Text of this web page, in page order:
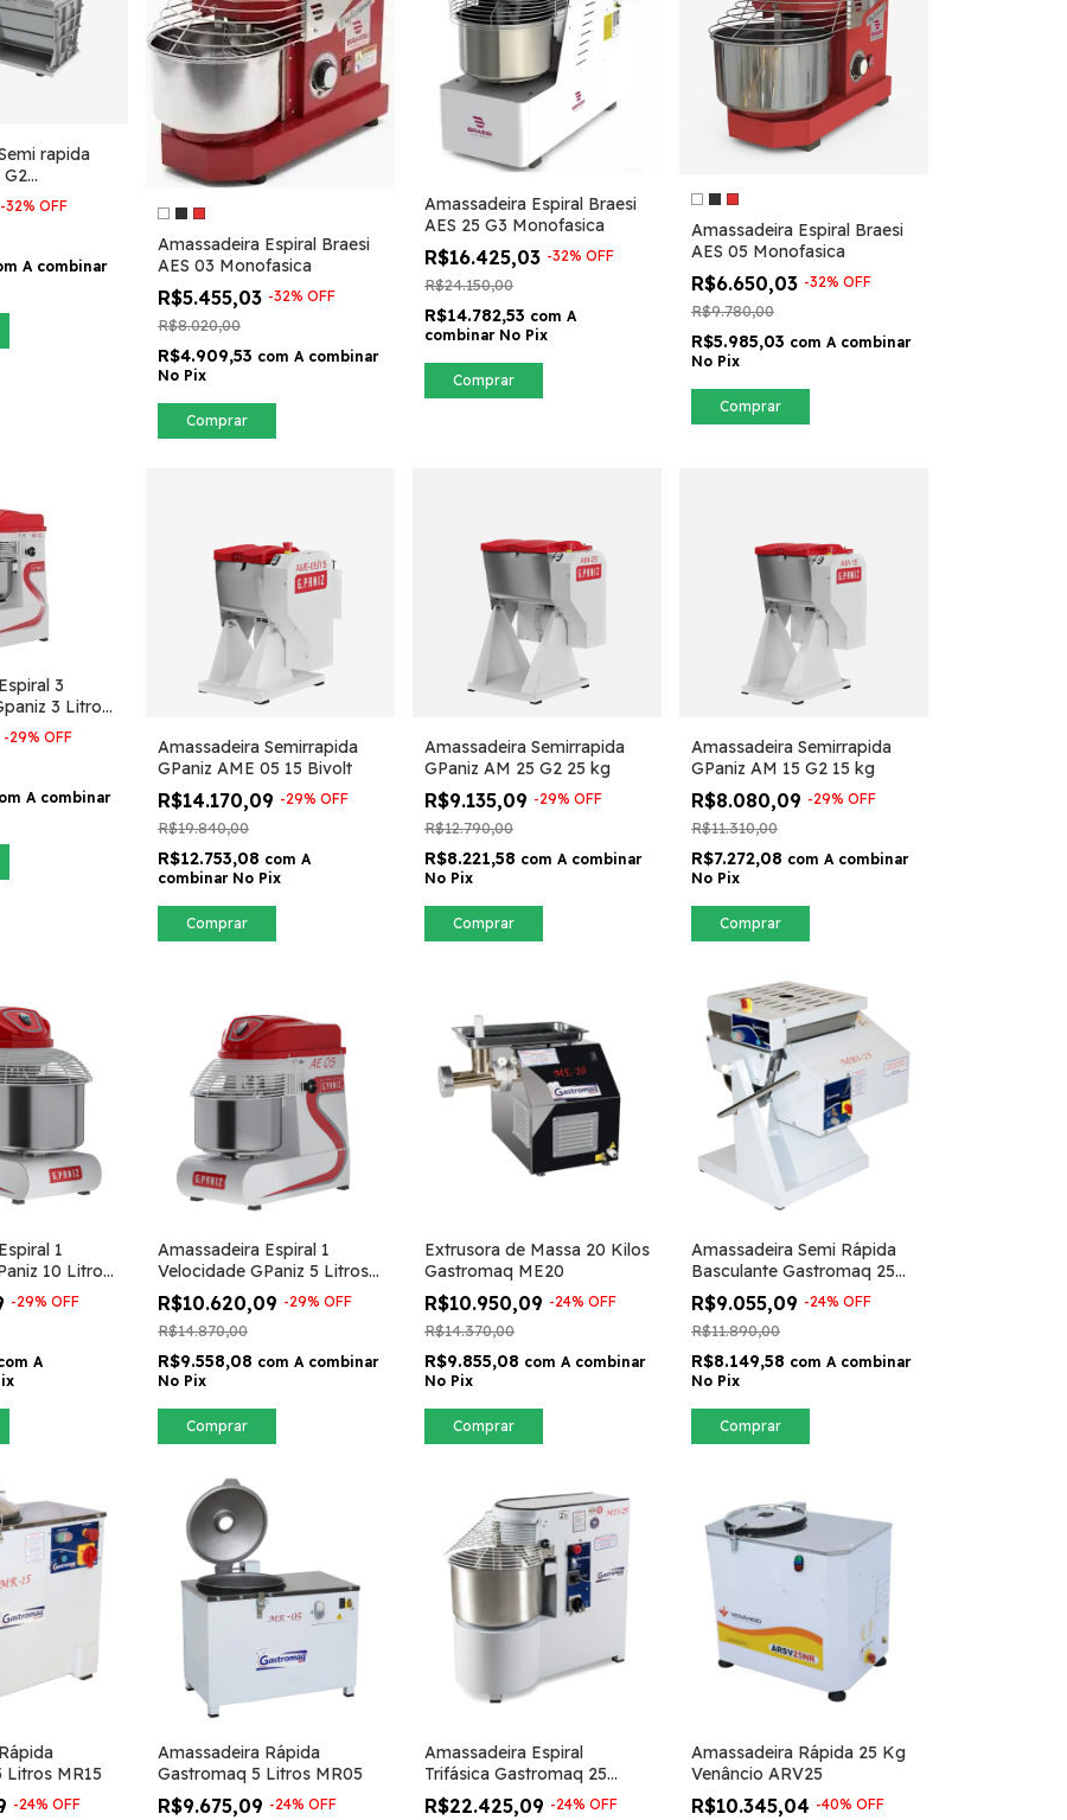
rapida
-32% OFF
A combinar
Amassadeira Espiral Braesi
AES 03 Monofasica
R$5.455,03 -32% OFF
R$8.020,00
R$4.909,53 com A combinar
No Pix
Comprar
Amassadeira Espiral Braesi
AES 25 G3 Monofasica
R$16.425,03 -32% OFF
R$24.150,00
R$14.782,53 com A
combinar No Pix
Comprar
Amassadeira Espiral Braesi
AES 05 Monofasica
R$6.650,03 -32% OFF
R$9.780,00
R$5.985,03 com A combinar
No Pix
Comprar
3
3 Litros
-29% OFF
A combinar
Amassadeira Semirrapida
GPaniz AME 05 15 Bivolt
R$14.170,09 -29% OFF
R$19.840,00
R$12.753,08 com A
combinar No Pix
Comprar
Amassadeira Semirrapida
GPaniz AM 25 G2 25 kg
R$9.135,09 -29% OFF
R$12.790,00
R$8.221,58 com A combinar
No Pix
Comprar
Amassadeira Semirrapida
GPaniz AM 15 G2 15 kg
R$8.080,09 -29% OFF
R$11.310,00
R$7.272,08 com A combinar
No Pix
Comprar
1
10 Litros
-29% OFF
A
Amassadeira Espiral 1
Velocidade GPaniz 5 Litros
AE05L
R$10.620,09 -29% OFF
R$14.870,00
R$9.558,08 com A combinar
No Pix
Comprar
Extrusora de Massa 20 Kilos
Gastromaq ME20
R$10.950,09 -24% OFF
R$14.370,00
R$9.855,08 com A combinar
No Pix
Comprar
Amassadeira Semi Rápida
Basculante Gastromaq 25
Kilos MBI25
R$9.055,09 -24% OFF
R$11.890,00
R$8.149,58 com A combinar
No Pix
Comprar
Litros MR15
-24% OFF
Amassadeira Rápida
Gastromaq 5 Litros MR05
R$9.675,09 -24% OFF
Amassadeira Espiral
Trifásica Gastromaq 25
Litros MES25
R$22.425,09 -24% OFF
Amassadeira Rápida 25 Kg
Venâncio ARV25
R$10.345,04 -40% OFF